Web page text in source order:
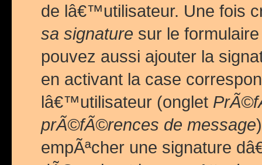
de lâ€™utilisateur. Une fois
sa signature sur le
pouvez aussi ajouter la
en activant la case
lâ€™utilisateur (onglet
prÃ©fÃ©rences de message
empÃªcher une signature